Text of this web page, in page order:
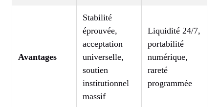
Avantages
Stabilité
éprouvée,
acceptation
universelle,
soutien
institutionnel
massif
Liquidité 24/7,
portabilité
numérique,
rareté
programmée